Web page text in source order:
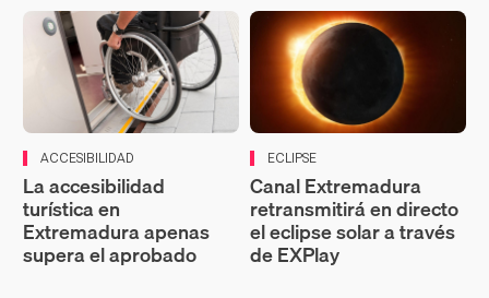
ACCESIBILIDAD
La accesibilidad
turística en
Extremadura apenas
supera el aprobado
ECLIPSE
Canal Extremadura
retransmitirá en directo
el eclipse solar a través
de EXPlay